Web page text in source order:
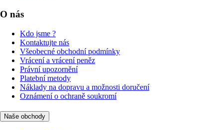
O nás
Kdo jsme ?
Kontaktujte nás
Všeobecné obchodní podmínky
Vrácení a vrácení peněz
Právní upozornění
Platební metody
Náklady na dopravu a možnosti doručení
Oznámení o ochraně soukromí
Naše obchody